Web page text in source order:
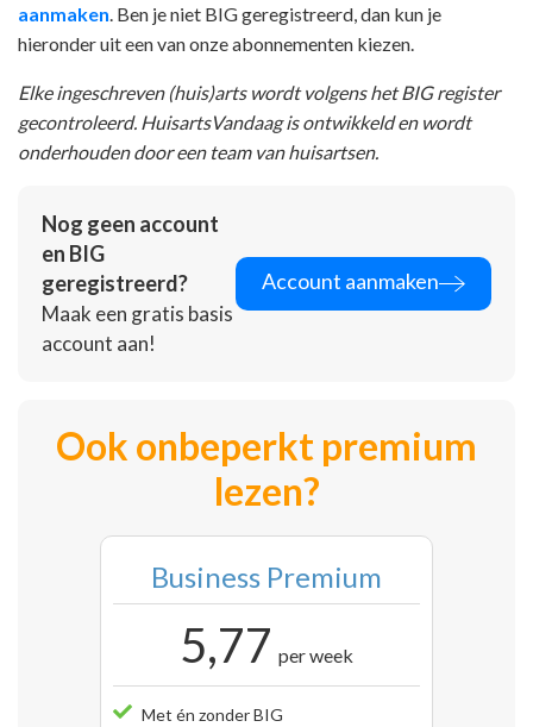
aanmaken . Ben je niet BIG geregistreerd, dan kun je
hieronder uit een van onze abonnementen kiezen.
Elke ingeschreven (huis)arts wordt volgens het BIG register
gecontroleerd. HuisartsVandaag is ontwikkeld en wordt
onderhouden door een team van huisartsen.
Nog geen account
en BIG
geregistreerd?
Maak een gratis basis
account aan!
Account aanmaken
Ook onbeperkt premium
lezen?
Business Premium
5,77 per week
Met én zonder BIG